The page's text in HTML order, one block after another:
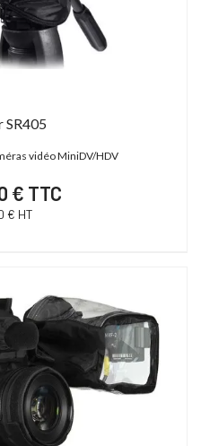
SR405
vidéo MiniDV/HDV
€ TTC
€ HT